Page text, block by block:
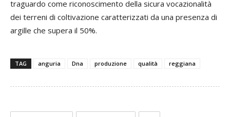
traguardo come riconoscimento della sicura vocazionalità
dei terreni di coltivazione caratterizzati da una presenza di
argille che supera il 50%.
TAG anguria Dna produzione qualità reggiana